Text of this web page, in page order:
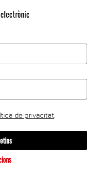
de privacitat.